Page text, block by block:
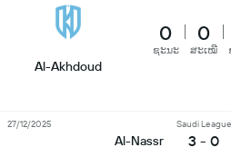
Al-Akhdoud
0
ຊະນະ
0
ສະເໝີ
Al-Nassr
Saudi League
3 - 0
27/12/2025